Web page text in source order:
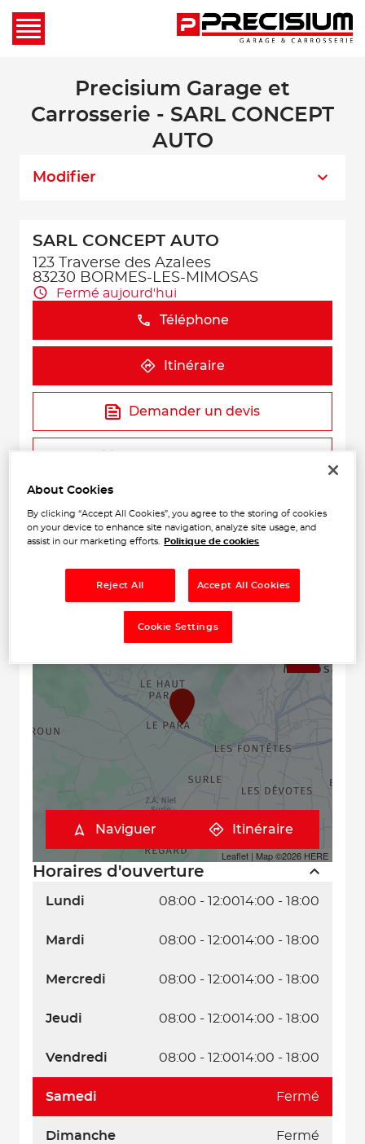
Precisium Garage et
Carrosserie - SARL CONCEPT
AUTO
Modifier
SARL CONCEPT AUTO
123 Traverse des Azalees
83230 BORMES-LES-MIMOSAS
Fermé aujourd'hui
Téléphone
Itinéraire
Demander un devis
Horaires d'ouverture
Lundi 08:00 - 12:0014:00 - 18:00
Mardi 08:00 - 12:0014:00 - 18:00
Mercredi 08:00 - 12:0014:00 - 18:00
Jeudi 08:00 - 12:0014:00 - 18:00
Vendredi 08:00 - 12:0014:00 - 18:00
Samedi Fermé
Dimanche Fermé
Leaflet | Map ©2026 HERE
Naviguer Itinéraire
About Cookies
By clicking “Accept All Cookies”, you agree to the storing of cookies
on your device to enhance site navigation, analyze site usage, and
assist in our marketing efforts.
Politique de cookies
Reject All Accept All Cookies
Cookie Settings